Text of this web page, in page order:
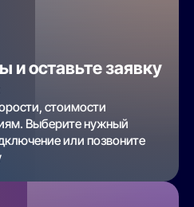
и оставьте заявку
стоимости
Выберите нужный
или позвоните